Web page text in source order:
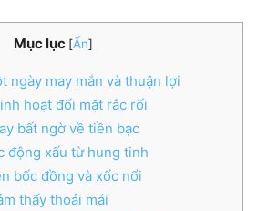
Mục lục [Ẩn]
ngày may mắn và thuận lợi
hoạt đối mặt rắc rối
bất ngờ về tiền bạc
động xấu từ hung tinh
bốc đồng và xốc nổi
thấy thoải mái